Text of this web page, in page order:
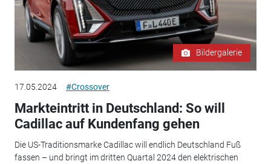
Bildergalerie
17.05.2024 #Crossover
Markteintritt in Deutschland: So will
Cadillac auf Kundenfang gehen
Die US-Traditionsmarke Cadillac will endlich Deutschland Fuß
fassen – und bringt im dritten Quartal 2024 den elektrischen